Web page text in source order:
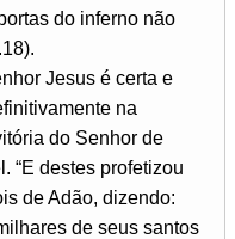
do inferno não
Jesus é certa e
na
do Senhor de
“E destes profetizou
de Adão, dizendo:
de seus santos